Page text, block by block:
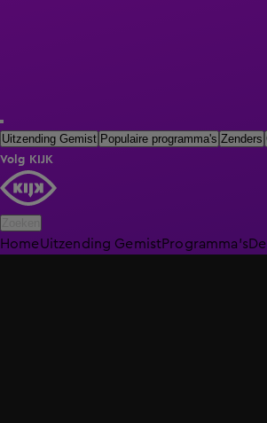
Uitzending Gemist Populaire programma's Zenders
Volg KIJK
HomeUitzending GemistProgramma's